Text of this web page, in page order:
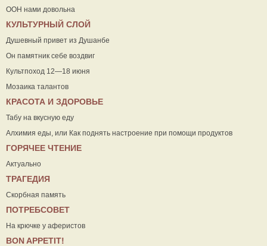
ООН нами довольна
КУЛЬТУРНЫЙ СЛОЙ
Душевный привет из Душанбе
Он памятник себе воздвиг
Культпоход 12—18 июня
Мозаика талантов
КРАСОТА И ЗДОРОВЬЕ
Табу на вкусную еду
Алхимия еды, или Как поднять настроение при помощи продуктов
ГОРЯЧЕЕ ЧТЕНИЕ
Актуально
ТРАГЕДИЯ
Скорбная память
ПОТРЕБСОВЕТ
На крючке у аферистов
ВON APPETIT!